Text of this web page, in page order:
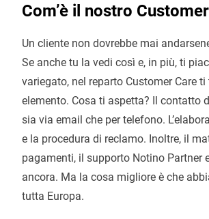
Com’è il nostro
Un cliente non dovrebbe mai
Se anche tu la vedi così e, in più, ti
variegato, nel reparto Customer Care
elemento. Cosa ti aspetta? Il contatto
sia via email che per telefono.
e la procedura di reclamo. Inoltre, il
pagamenti, il supporto Notino Partner
ancora. Ma la cosa migliore è che
tutta Europa.